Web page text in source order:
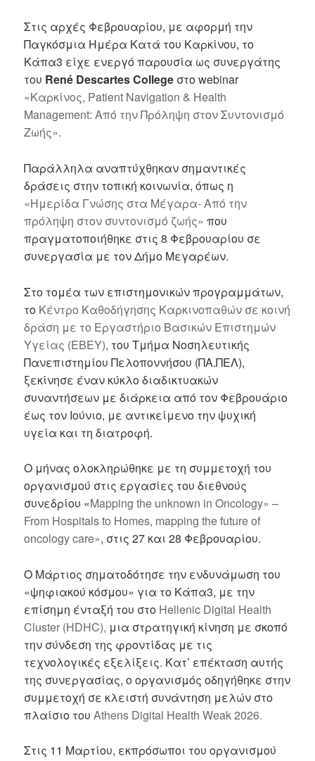
Στις αρχές Φεβρουαρίου, με αφορμή την
Παγκόσμια Ημέρα Κατά του Καρκίνου, το
Κάπα3 είχε ενεργό παρουσία ως συνεργάτης
του René Descartes College στο webinar
«Καρκίνος, Patient Navigation & Health
Management: Από την Πρόληψη στον Συντονισμό
Ζωής».
Παράλληλα αναπτύχθηκαν σημαντικές
δράσεις στην τοπική κοινωνία, όπως η
«Ημερίδα Γνώσης στα Μέγαρα- Από την
πρόληψη στον συντονισμό ζωής» που
πραγματοποιήθηκε στις 8 Φεβρουαρίου σε
συνεργασία με τον Δήμο Μεγαρέων.
Στο τομέα των επιστημονικών προγραμμάτων,
το Κέντρο Καθοδήγησης Καρκινοπαθών σε κοινή
δράση με το Εργαστήριο Βασικών Επιστημών
Υγείας (ΕΒΕΥ), του Τμήμα Νοσηλευτικής
Πανεπιστημίου Πελοποννήσου (ΠΑ.ΠΕΛ),
ξεκίνησε έναν κύκλο διαδικτυακών
συναντήσεων με διάρκεια από τον Φεβρουάριο
έως τον Ιούνιο, με αντικείμενο την ψυχική
υγεία και τη διατροφή.
Ο μήνας ολοκληρώθηκε με τη συμμετοχή του
οργανισμού στις εργασίες του διεθνούς
συνεδρίου «Mapping the unknown in Oncology» –
From Hospitals to Homes, mapping the future of
oncology care», στις 27 και 28 Φεβρουαρίου.
Ο Μάρτιος σηματοδότησε την ενδυνάμωση του
«ψηφιακού κόσμου» για το Κάπα3, με την
επίσημη ένταξή του στο Hellenic Digital Health
Cluster (HDHC), μια στρατηγική κίνηση με σκοπό
την σύνδεση της φροντίδας με τις
τεχνολογικές εξελίξεις. Κατ’ επέκταση αυτής
της συνεργασίας, ο οργανισμός οδηγήθηκε στην
συμμετοχή σε κλειστή συνάντηση μελών στο
πλαίσιο τουAthens Digital Health Weak 2026.
Στις 11 Μαρτίου, εκπρόσωποι του οργανισμού